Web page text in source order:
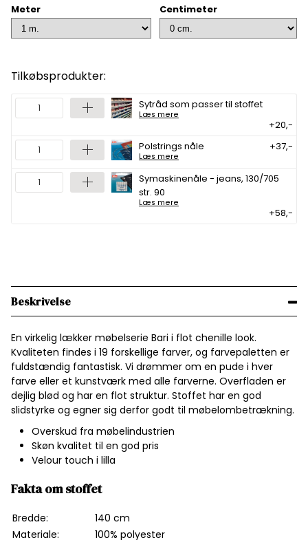
Meter Centimeter
Tilkøbsprodukter:
Sytråd som passer til stoffet
Læs mere
+20,-
Polstrings nåle
Læs mere
+37,-
Symaskinenåle - jeans, 130/705
str. 90
Læs mere
+58,-
Beskrivelse
En virkelig lækker møbelserie Bari i flot chenille look.
Kvaliteten findes i 19 forskellige farver, og farvepaletten er
fuldstændig fantastisk. Vi drømmer om en pude i hver
farve eller et kunstværk med alle farverne. Overfladen er
dejlig blød og har en flot struktur. Stoffet har en god
slidstyrke og egner sig derfor godt til møbelombetrækning.
Overskud fra møbelindustrien
Skøn kvalitet til en god pris
Velour touch i lilla
Fakta om stoffet
Bredde:
140 cm
Materiale:
100% polyester